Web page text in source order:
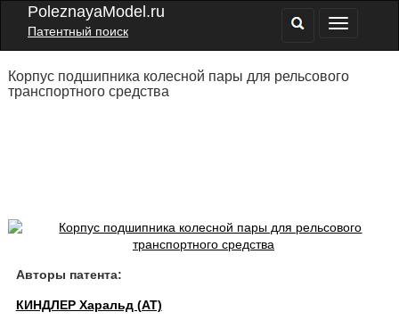
PoleznayaModel.ru
Патентный поиск
Корпус подшипника колесной пары для рельсового
транспортного средства
Авторы патента:
КИНДЛЕР Харальд (AT)